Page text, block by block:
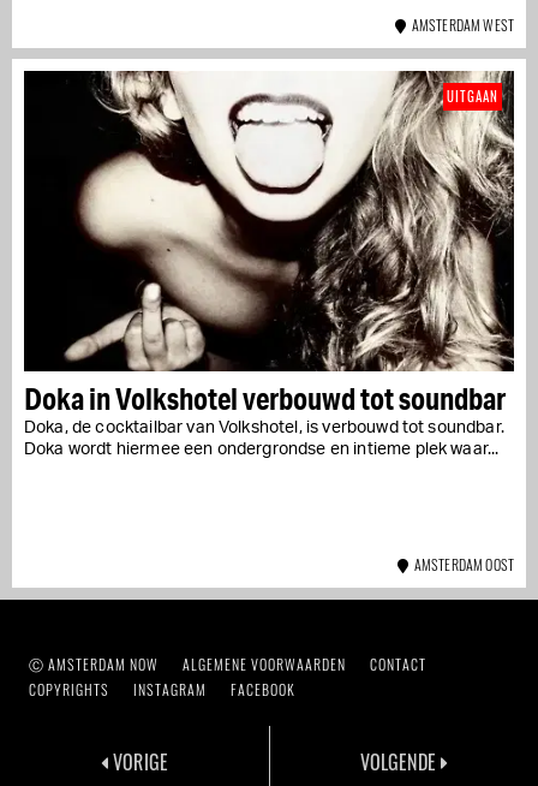
VOLGENDE
VORIGE
AMSTERDAM WEST
Doka in Volkshotel verbouwd tot soundbar
Doka, de cocktailbar van Volkshotel, is verbouwd tot soundbar.
Doka wordt hiermee een ondergrondse en intieme plek waar...
UITGAAN
AMSTERDAM OOST
Ⓒ AMSTERDAM NOW ALGEMENE VOORWAARDEN
CONTACT
COPYRIGHTS
INSTAGRAM FACEBOOK